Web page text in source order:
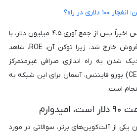
دلاری در راه؟
به عنوان مثال، بورو فایننس اخیراً پس از جمع آوری ۴.۵ میلیون دلار، با
موفقیت از مرحله پیش فروش خارج شد، زیرا توکن آن، ROE، شاهد
شدن به راه اندازی صرافی غیرمتمرکز
(DEX) و صرافی متمرکز (CEX) بورو فایننس، آسمان برای این شبکه به
است.
یکی از آلت‌کوین‌های برتر، سوالاتی در مورد